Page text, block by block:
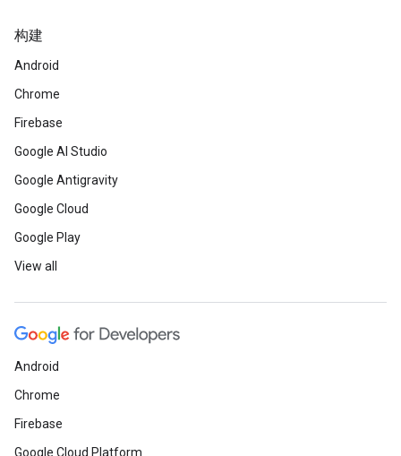
构建
Android
Chrome
Firebase
Google AI Studio
Google Antigravity
Google Cloud
Google Play
View all
Android
Chrome
Firebase
Google Cloud Platform